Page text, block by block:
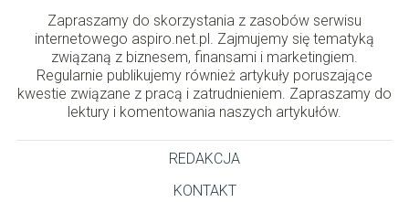
Zapraszamy do skorzystania z zasobów serwisu
internetowego aspiro.net.pl. Zajmujemy się tematyką
związaną z biznesem, finansami i marketingiem.
Regularnie publikujemy również artykuły poruszające
kwestie związane z pracą i zatrudnieniem. Zapraszamy do
lektury i komentowania naszych artykułów.
REDAKCJA
KONTAKT